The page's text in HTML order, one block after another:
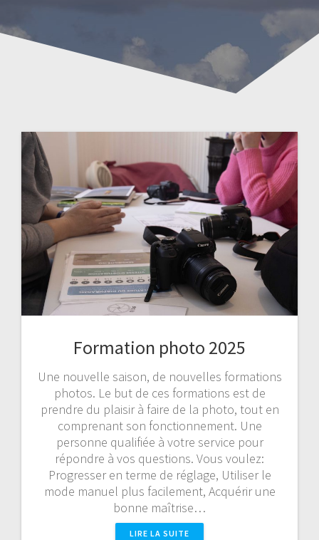
Formation photo 2025
Une nouvelle saison, de nouvelles formations
photos. Le but de ces formations est de
prendre du plaisir à faire de la photo, tout en
comprenant son fonctionnement. Une
personne qualifiée à votre service pour
répondre à vos questions. Vous voulez:
Progresser en terme de réglage, Utiliser le
mode manuel plus facilement, Acquérir une
bonne maîtrise…
LIRE LA SUITE